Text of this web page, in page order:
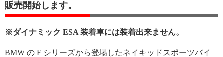
販売開始します。
※ダイナミック ESA 装着車には装着出来ません。
BMW の F シリーズから登場したネイキッドスポーツバイ